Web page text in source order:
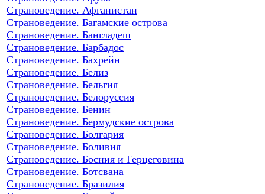
Страноведение. Афганистан
Страноведение. Багамские острова
Страноведение. Бангладеш
Страноведение. Барбадос
Страноведение. Бахрейн
Страноведение. Белиз
Страноведение. Бельгия
Страноведение. Белоруссия
Страноведение. Бенин
Страноведение. Бермудские острова
Страноведение. Болгария
Страноведение. Боливия
Страноведение. Босния и Герцеговина
Страноведение. Ботсвана
Страноведение. Бразилия